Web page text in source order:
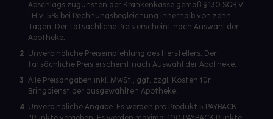
Abschlags zugunsten der Krankenkasse gemäß § 130 SGB V
i.H.v. 5% bei Rechnungsbegleichung innerhalb von zehn
Tagen. Der tatsächliche Preis erscheint nach Auswahl der
Apotheke.
2 Unverbindliche Preisempfehlung des Herstellers. Der
tatsächliche Preis erscheint nach Auswahl der Apotheke.
3 Alle Preisangaben inkl. MwSt., ggf. zzgl. Kosten für
Bringdienst der ausgewählten Apotheke.
4 Unverbindliche Angabe. Es werden pro Produkt 5 PAYBACK